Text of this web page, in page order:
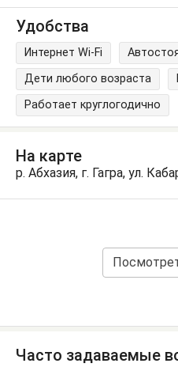
Удобства
Интернет Wi-Fi
Дети любого возраста
Работает круглогодично
На карте
р. Абхазия, г. Гагра, ул.
Часто задаваемые